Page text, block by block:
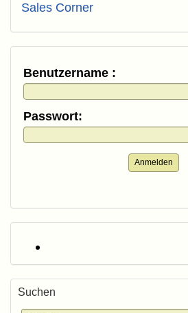
Sales Corner
Benutzername :
Passwort:
Anmelden
Suchen